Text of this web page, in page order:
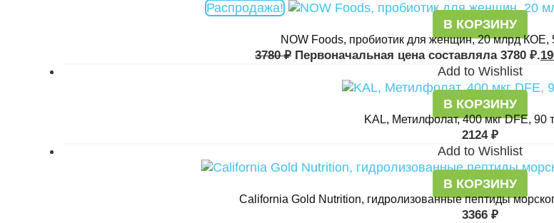
Распродажа!
В КОРЗИНУ
NOW Foods, пробиотик для женщин, 20 млрд КОЕ,
3780₽ Первоначальная цена составляла 3780 ₽.
Add to Wishlist
В КОРЗИНУ
KAL, Метилфолат, 400 мкг DFE, 90
2124 ₽
Add to Wishlist
В КОРЗИНУ
California Gold Nutrition, гидролизованные пептиды
3366 ₽